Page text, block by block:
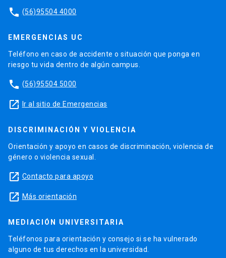
phone (56)95504 4000
EMERGENCIAS UC
Teléfono en caso de accidente o situación que ponga en
riesgo tu vida dentro de algún campus.
phone (56)95504 5000
launch Ir al sitio de Emergencias
DISCRIMINACIÓN Y VIOLENCIA
Orientación y apoyo en casos de discriminación, violencia de
género o violencia sexual.
launch Contacto para apoyo
launch Más orientación
MEDIACIÓN UNIVERSITARIA
Teléfonos para orientación y consejo si se ha vulnerado
alguno de tus derechos en la universidad.